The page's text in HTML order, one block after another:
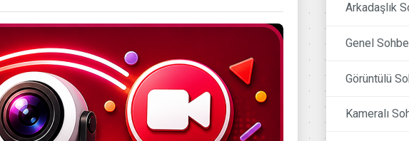
Arkadaşlık
Genel
Görüntülü
Kameralı